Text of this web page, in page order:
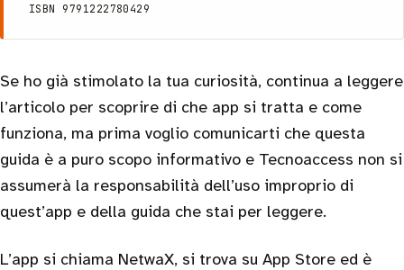
ISBN 9791222780429
Se ho già stimolato la tua curiosità, continua a leggere
l’articolo per scoprire di che app si tratta e come
funziona, ma prima voglio comunicarti che questa
guida è a puro scopo informativo e Tecnoaccess non si
assumerà la responsabilità dell’uso improprio di
quest’app e della guida che stai per leggere.
L’app si chiama NetwaX, si trova su App Store ed è